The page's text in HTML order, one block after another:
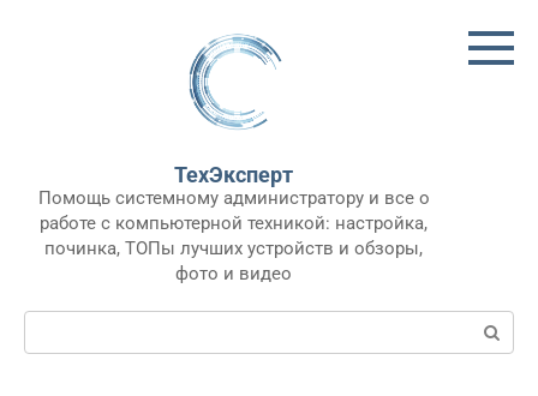
ТехЭксперт
Помощь системному администратору и все о
работе с компьютерной техникой: настройка,
починка, ТОПы лучших устройств и обзоры,
фото и видео
Поиск: